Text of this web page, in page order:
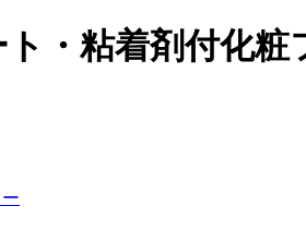
ト・粘着剤付化